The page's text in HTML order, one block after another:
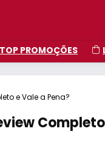
TOP PROMOÇÕES
e Vale a Pena?